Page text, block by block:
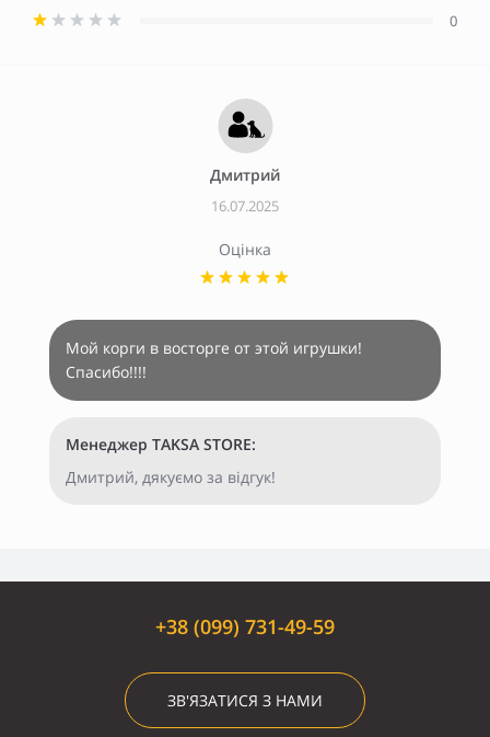
0
Дмитрий
16.07.2025
Оцінка
Мой корги в восторге от этой игрушки!
Спасибо!!!!
Менеджер TAKSA STORE:
Дмитрий, дякуємо за відгук!
+38 (099) 731-49-59
ЗВ'ЯЗАТИСЯ З НАМИ